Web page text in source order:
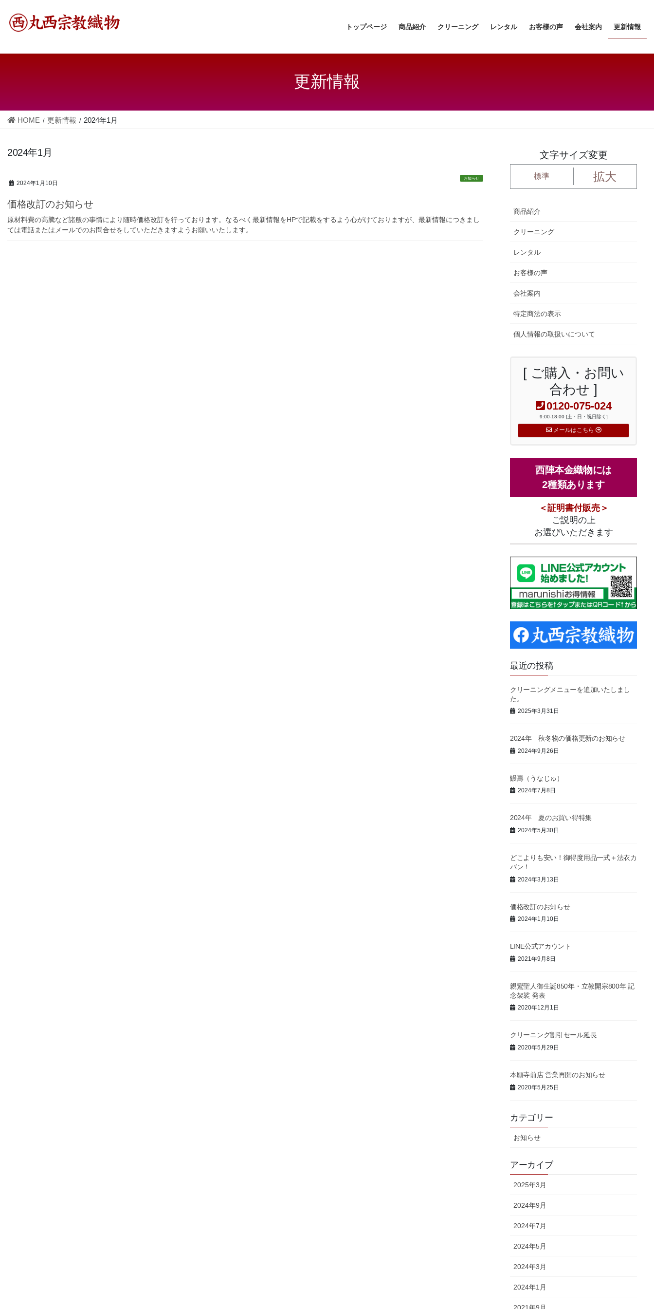
ン
キ
プ
ー
に
動
トップページ 商品紹介 クリーニング レンタル お客様の声 会社案内 更新情報
更新情報
HOME 更新情報 2024年1月
2024年1月
2024年1月10日
お知らせ
価格改訂のお知らせ
原材料費の高騰など諸般の事情により随時価格改訂を行っております。なるべく最新情報をHPで記載をするよう心がけておりますが、最新情報につきまし
ては電話またはメールでのお問合せをしていただきますようお願いいたします。
文字サイズ変更
標準 拡大
商品紹介
クリーニング
レンタル
お客様の声
会社案内
特定商法の表示
個人情報の取扱いについて
[ ご購入・お問い
合わせ ]
0120-075-024
9:00-18:00 [土・日・祝日除く]
メールはこちら
西陣本金織物には
2種類あります
＜証明書付販売＞
ご説明の上
お選びいただきます
最近の投稿
クリーニングメニューを追加いたしまし
た。
2025年3月31日
2024年 秋冬物の価格更新のお知らせ
2024年9月26日
鰻壽（うなじゅ）
2024年7月8日
2024年 夏のお買い得特集
2024年5月30日
どこよりも安い！御得度用品一式＋法衣カ
バン！
2024年3月13日
価格改訂のお知らせ
2024年1月10日
LINE公式アカウント
2021年9月8日
親鸞聖人御生誕850年・立教開宗800年 記
念袈裟 発表
2020年12月1日
クリーニング割引セール延長
2020年5月29日
本願寺前店 営業再開のお知らせ
2020年5月25日
カテゴリー
お知らせ
アーカイブ
2025年3月
2024年9月
2024年7月
2024年5月
2024年3月
2024年1月
2021年9月